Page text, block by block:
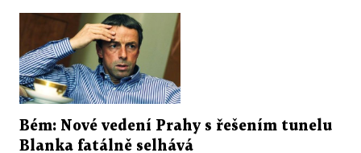
Bém: Nové vedení Prahy s řešením tunelu
Blanka fatálně selhává